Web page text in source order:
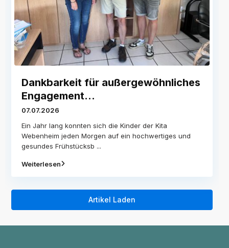
Dankbarkeit für außergewöhnliches
Engagement...
07.07.2026
Ein Jahr lang konnten sich die Kinder der Kita
Webenheim jeden Morgen auf ein hochwertiges und
gesundes Frühstücksb ...
Weiterlesen
Artikel Laden